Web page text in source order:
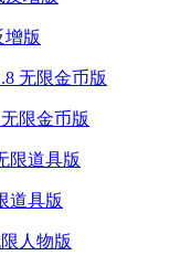
增版
限金币版
道具版